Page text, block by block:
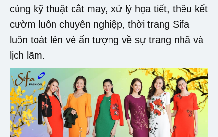
cùng kỹ thuật cắt may, xử lý họa tiết, thêu kết
cườm luôn chuyên nghiệp, thời trang Sifa
luôn toát lên vẻ ấn tượng về sự trang nhã và
lịch lãm.